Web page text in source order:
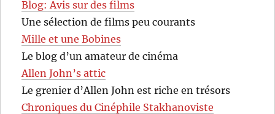
Blog: Avis sur des films
Une sélection de films peu courants
Mille et une Bobines
Le blog d’un amateur de cinéma
Allen John’s attic
Le grenier d’Allen John est riche en trésors
Chroniques du Cinéphile Stakhanoviste